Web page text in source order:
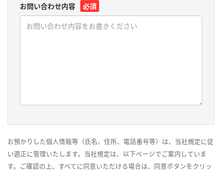
お問い合わせ内容 必須
お預かりした個人情報等（氏名、住所、電話番号等）は、当社規定に従
い適正に管理いたします。当社規定は、以下ページでご案内していま
す。ご確認の上、すべてに同意いただける場合は、同意ボタンをクリッ